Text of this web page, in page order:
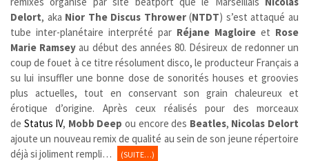
Delort, aka Nior The Discus Thrower(NTDT) s’est attaqué au
tube inter-planétaire interprété par Réjane Magloire et Rose
Marie Ramsey au début des années 80. Désireux de redonner un
coup de fouet à ce titre résolument disco, le producteur Français a
su lui insuffler une bonne dose de sonorités houses et groovies
plus actuelles, tout en conservant son grain chaleureux et
érotique d’origine. Après ceux réalisés pour des morceaux
de Status IV, Mobb Deep ou encore des Beatles, Nicolas Delort
ajoute un nouveau remix de qualité au sein de son jeune répertoire
déjà si joliment rempli…
(SUITE…)